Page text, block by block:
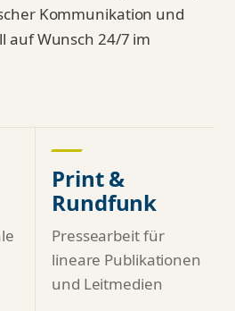
Kommunikation und
auf Wunsch 24/7 im
Print &
Rundfunk
Pressearbeit für
lineare Publikationen
und Leitmedien